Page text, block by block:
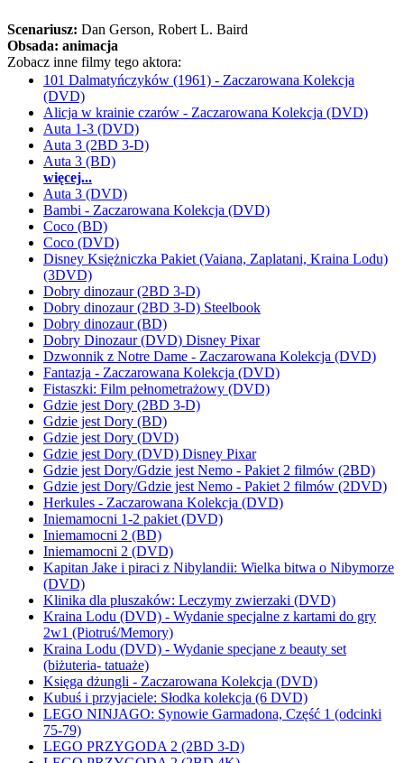
Scenariusz: Dan Gerson, Robert L. Baird
Obsada: animacja
Zobacz inne filmy tego aktora:
101 Dalmatyńczyków (1961) - Zaczarowana Kolekcja
(DVD)
Alicja w krainie czarów - Zaczarowana Kolekcja (DVD)
Auta 1-3 (DVD)
Auta 3 (2BD 3-D)
Auta 3 (BD)
więcej...
Auta 3 (DVD)
Bambi - Zaczarowana Kolekcja (DVD)
Coco (BD)
Coco (DVD)
Disney Księżniczka Pakiet (Vaiana, Zaplatani, Kraina Lodu)
(3DVD)
Dobry dinozaur (2BD 3-D)
Dobry dinozaur (2BD 3-D) Steelbook
Dobry dinozaur (BD)
Dobry Dinozaur (DVD) Disney Pixar
Dzwonnik z Notre Dame - Zaczarowana Kolekcja (DVD)
Fantazja - Zaczarowana Kolekcja (DVD)
Fistaszki: Film pełnometrażowy (DVD)
Gdzie jest Dory (2BD 3-D)
Gdzie jest Dory (BD)
Gdzie jest Dory (DVD)
Gdzie jest Dory (DVD) Disney Pixar
Gdzie jest Dory/Gdzie jest Nemo - Pakiet 2 filmów (2BD)
Gdzie jest Dory/Gdzie jest Nemo - Pakiet 2 filmów (2DVD)
Herkules - Zaczarowana Kolekcja (DVD)
Iniemamocni 1-2 pakiet (DVD)
Iniemamocni 2 (BD)
Iniemamocni 2 (DVD)
Kapitan Jake i piraci z Nibylandii: Wielka bitwa o Nibymorze
(DVD)
Klinika dla pluszaków: Leczymy zwierzaki (DVD)
Kraina Lodu (DVD) - Wydanie specjalne z kartami do gry
2w1 (Piotruś/Memory)
Kraina Lodu (DVD) - Wydanie specjane z beauty set
(biżuteria- tatuaże)
Księga dżungli - Zaczarowana Kolekcja (DVD)
Kubuś i przyjaciele: Słodka kolekcja (6 DVD)
LEGO NINJAGO: Synowie Garmadona, Część 1 (odcinki
75-79)
LEGO PRZYGODA 2 (2BD 3-D)